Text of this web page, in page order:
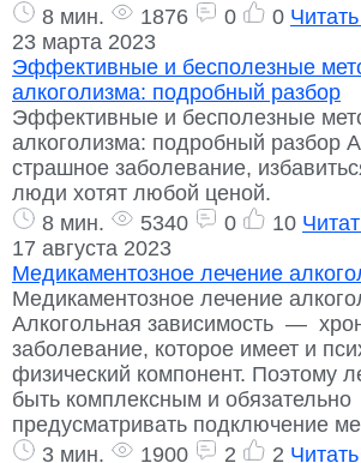
8 мин.
1876 0 0 Читать
23 марта 2023
Эффективные и бесполезные
алкоголизма: подробный разбор
Эффективные и бесполезные
алкоголизма: подробный разбор
страшное заболевание,
люди хотят любой ценой.
8 мин.
5340 0 10
17 августа 2023
Медикаментозное лечение
Медикаментозное лечение
Алкогольная зависимость —
заболевание, которое имеет и
физический компонент. Поэтому
быть комплексным и обязательно
предусматривать подключение
3 мин.
1900 2 2 Читать